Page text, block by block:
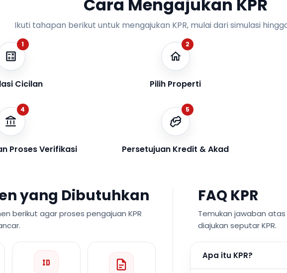
Cara Mengajukan KPR
Ikuti tahapan berikut untuk mengajukan KPR, mulai dari simulasi
1
Cicilan
2
Pilih Properti
4
Proses Verifikasi
5
Persetujuan Kredit & Akad
yang Dibutuhkan
berikut agar proses pengajuan KPR
FAQ KPR
Temukan jawaban
diajukan seputar KPR.
Apa itu KPR?